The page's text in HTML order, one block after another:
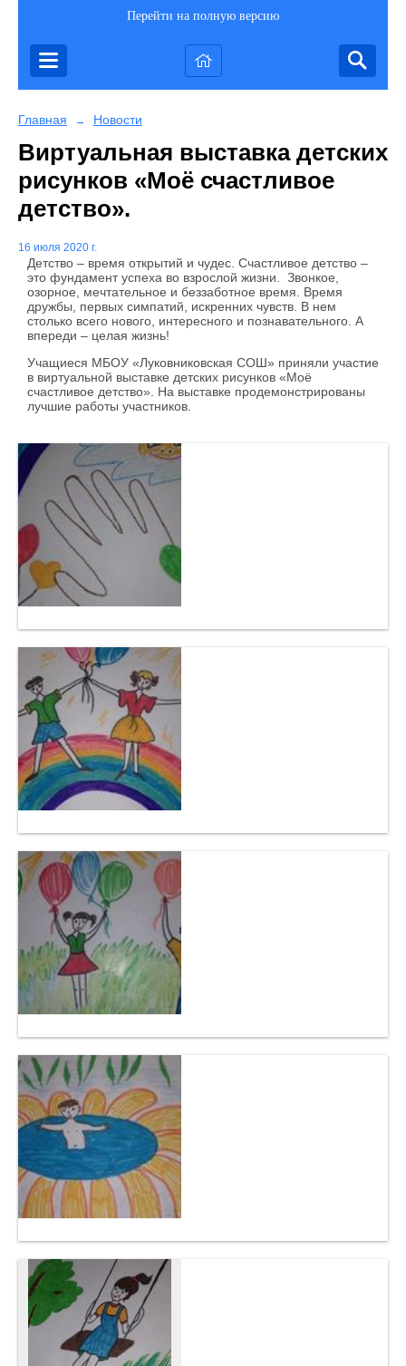
Перейти на полную версию
Главная → Новости
Виртуальная выставка детских
рисунков «Моё счастливое
детство».
16 июля 2020 г.
Детство – время открытий и чудес. Счастливое детство –
это фундамент успеха во взрослой жизни. Звонкое,
озорное, мечтательное и беззаботное время. Время
дружбы, первых симпатий, искренних чувств. В нем
столько всего нового, интересного и познавательного. А
впереди – целая жизнь!
Учащиеся МБОУ «Луковниковская СОШ» приняли участие
в виртуальной выставке детских рисунков «Моё
счастливое детство». На выставке продемонстрированы
лучшие работы участников.